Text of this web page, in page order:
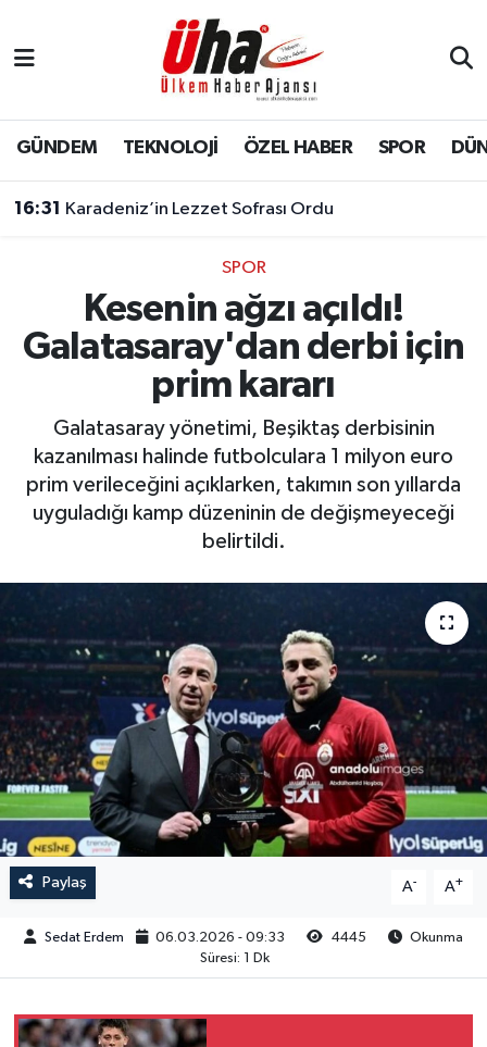
GÜNDEM TEKNOLOJİ ÖZEL HABER SPOR
16:31 Karadeniz’in Lezzet Sofrası Ordu
SPOR
Kesenin ağzı açıldı!
Galatasaray'dan derbi için
prim kararı
Galatasaray yönetimi, Beşiktaş derbisinin
kazanılması halinde futbolculara 1 milyon euro
prim verileceğini açıklarken, takımın son yıllarda
uyguladığı kamp düzeninin de değişmeyeceği
belirtildi.
Paylaş A- A+
Sedat Erdem 06.03.2026 - 09:33 4445
Okunma
Süresi: 1 Dk
İstanbul Nöbetçi Eczaneler
İstanbul Hava Durumu
Süper Lig Puan Durumu ve Fikstür
Tüm Manşetler